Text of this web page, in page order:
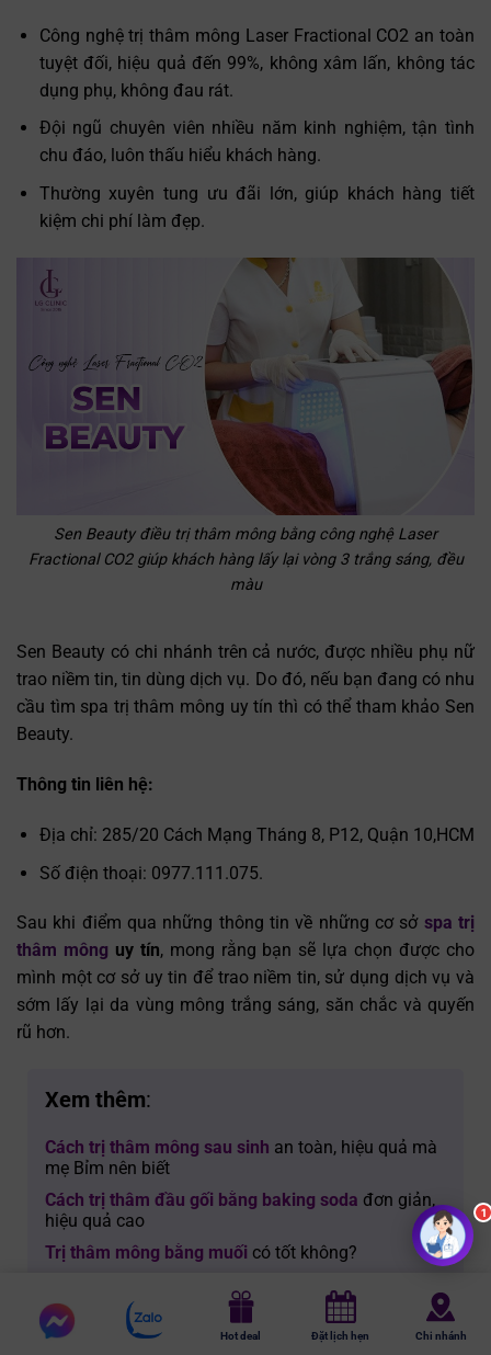
Công nghệ trị thâm mông Laser Fractional CO2 an toàn
tuyệt đối, hiệu quả đến 99%, không xâm lấn, không tác
dụng phụ, không đau rát.
Đội ngũ chuyên viên nhiều năm kinh nghiệm, tận tình
chu đáo, luôn thấu hiểu khách hàng.
Thường xuyên tung ưu đãi lớn, giúp khách hàng tiết
kiệm chi phí làm đẹp.
Sen Beauty điều trị thâm mông bằng công nghệ Laser
Fractional CO2 giúp khách hàng lấy lại vòng 3 trắng sáng, đều
màu
Sen Beauty có chi nhánh trên cả nước, được nhiều phụ nữ
trao niềm tin, tin dùng dịch vụ. Do đó, nếu bạn đang có nhu
cầu tìm spa trị thâm mông uy tín thì có thể tham khảo Sen
Beauty.
Thông tin liên hệ:
Địa chỉ: 285/20 Cách Mạng Tháng 8, P12, Quận 10,HCM
Số điện thoại: 0977.111.075.
Sau khi điểm qua những thông tin về những cơ sở spa trị
thâm mông uy tín, mong rằng bạn sẽ lựa chọn được cho
mình một cơ sở uy tin để trao niềm tin, sử dụng dịch vụ và
sớm lấy lại da vùng mông trắng sáng, săn chắc và quyến
rũ hơn.
Xem thêm:
Cách trị thâm mông sau sinh an toàn, hiệu quả mà
mẹ Bỉm nên biết
Cách trị thâm đầu gối bằng baking soda đơn giản,
hiệu quả cao
Trị thâm mông bằng muối có tốt không?
5/5 - (1 bình chọn)
Chat
messenger
Chat
Hot deal Đặt lịch hẹn Chi nhánh